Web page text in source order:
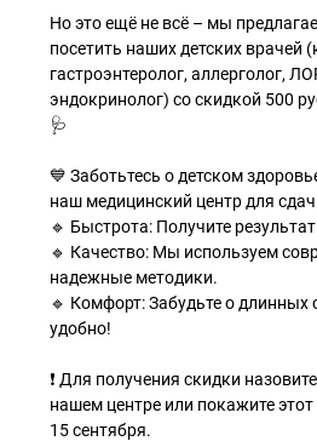
Но это ещё не всё – мы
посетить наших детских врачей
гастроэнтеролог, аллерголог,
эндокринолог) со скидкой 500
🩺
💙 Заботьтесь о детском
наш медицинский центр для
🔹 Быстрота: Получите
🔹 Качество: Мы используем
надежные методики.
🔹 Комфорт: Забудьте о длинных
удобно!
❗ Для получения скидки
нашем центре или покажите
15 сентября.